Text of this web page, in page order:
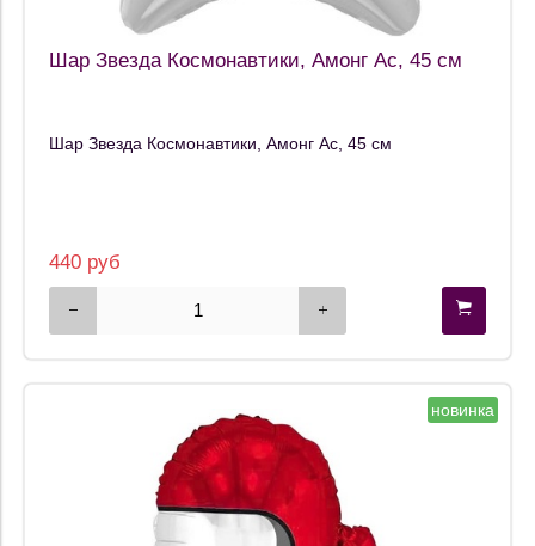
Шар Звезда Космонавтики, Амонг Ас, 45 см
Шар Звезда Космонавтики, Амонг Ас, 45 см
440 руб
новинка